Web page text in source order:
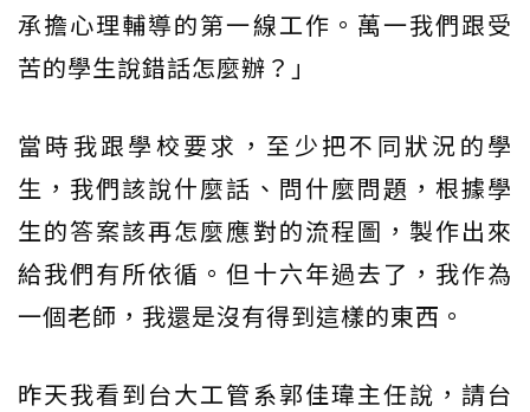
承擔心理輔導的第一線工作。萬一我們跟受
苦的學生說錯話怎麼辦？」
當時我跟學校要求，至少把不同狀況的學
生，我們該說什麼話、問什麼問題，根據學
生的答案該再怎麼應對的流程圖，製作出來
給我們有所依循。但十六年過去了，我作為
一個老師，我還是沒有得到這樣的東西。
昨天我看到台大工管系郭佳瑋主任說，請台